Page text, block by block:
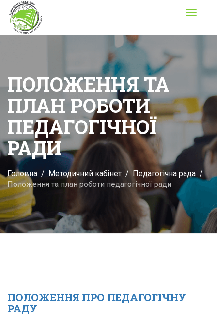
Toggle
ПОЛОЖЕННЯ ТА
ПЛАН РОБОТИ
ПЕДАГОГІЧНОЇ
РАДИ
Головна Методичний кабінет
Педагогічна рада
Положення та план роботи педагогічної ради
ПОЛОЖЕННЯ ПРО ПЕДАГОГІЧНУ
РАДУ